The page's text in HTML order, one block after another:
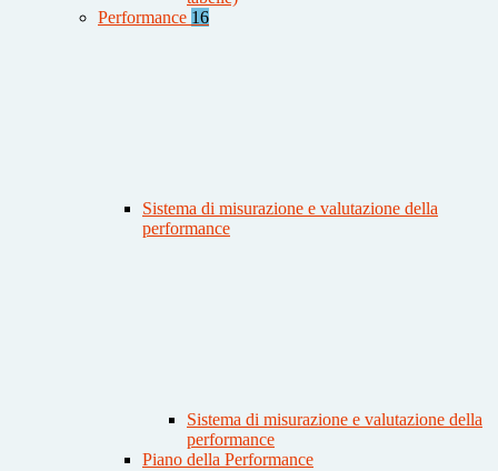
Performance 16
Sistema di misurazione e valutazione della
performance
Sistema di misurazione e valutazione della
performance
Piano della Performance